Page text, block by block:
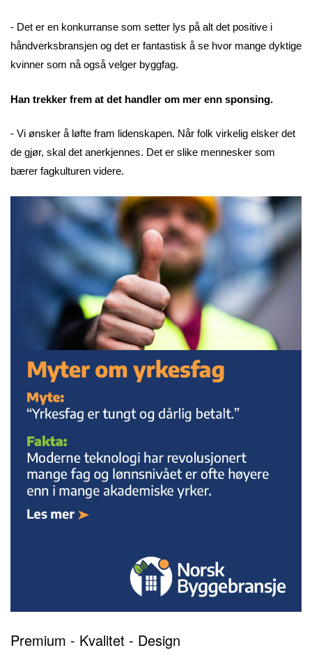
- Det er en konkurranse som setter lys på alt det positive i
håndverksbransjen og det er fantastisk å se hvor mange dyktige
kvinner som nå også velger byggfag.
Han trekker frem at det handler om mer enn sponsing.
- Vi ønsker å løfte fram lidenskapen. Når folk virkelig elsker det
de gjør, skal det anerkjennes. Det er slike mennesker som
bærer fagkulturen videre.
Premium - Kvalitet - Design